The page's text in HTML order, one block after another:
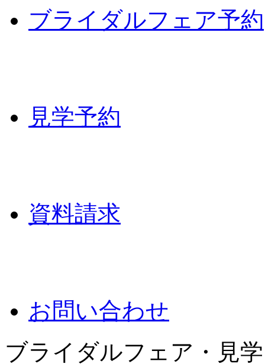
ブライダルフェア予約
見学予約
資料請求
お問い合わせ
ブライダルフェア・見